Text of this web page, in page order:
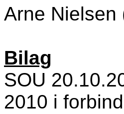
Arne Nielsen
Bilag
SOU
2010 i